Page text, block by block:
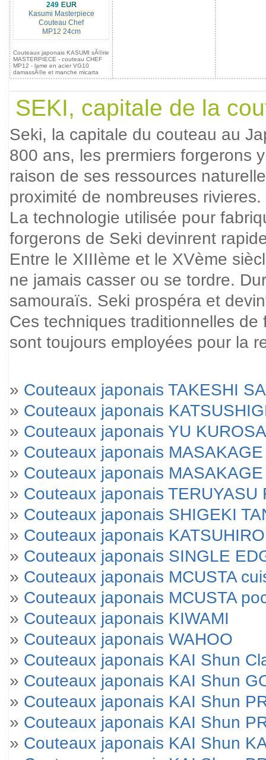
249
Kasumi Masterpiece
Couteau Chef
MP12 24cm
Couteaux japonais KASUMI sÃ©rie
MASTERPIECE - couteau CHEF
MP12 - lame en acier VG10
damassÃ©e et manche micarta
SEKI, capitale de la
Seki, la capitale du couteau au
800 ans, les prermiers forgerons
raison de ses ressources
proximité de nombreuses
La technologie utilisée pour
forgerons de Seki devinrent
Entre le XIIIème et le XVème
ne jamais casser ou se tordre.
samouraïs. Seki prospéra et
Ces techniques traditionnelles de
sont toujours employées pour la
» Couteaux japonais TAKESHI
» Couteaux japonais
» Couteaux japonais YU
» Couteaux japonais
» Couteaux japonais
» Couteaux japonais TERUYASU
» Couteaux japonais SHIGEKI
» Couteaux japonais
» Couteaux japonais SINGLE
» Couteaux japonais MCUSTA
» Couteaux japonais MCUSTA
» Couteaux japonais KIWAMI
» Couteaux japonais WAHOO
» Couteaux japonais KAI Shun
» Couteaux japonais KAI Shun
» Couteaux japonais KAI Shun
» Couteaux japonais KAI Shun
» Couteaux japonais KAI Shun